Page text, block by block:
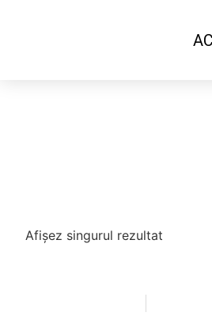
Afișez singurul rezultat